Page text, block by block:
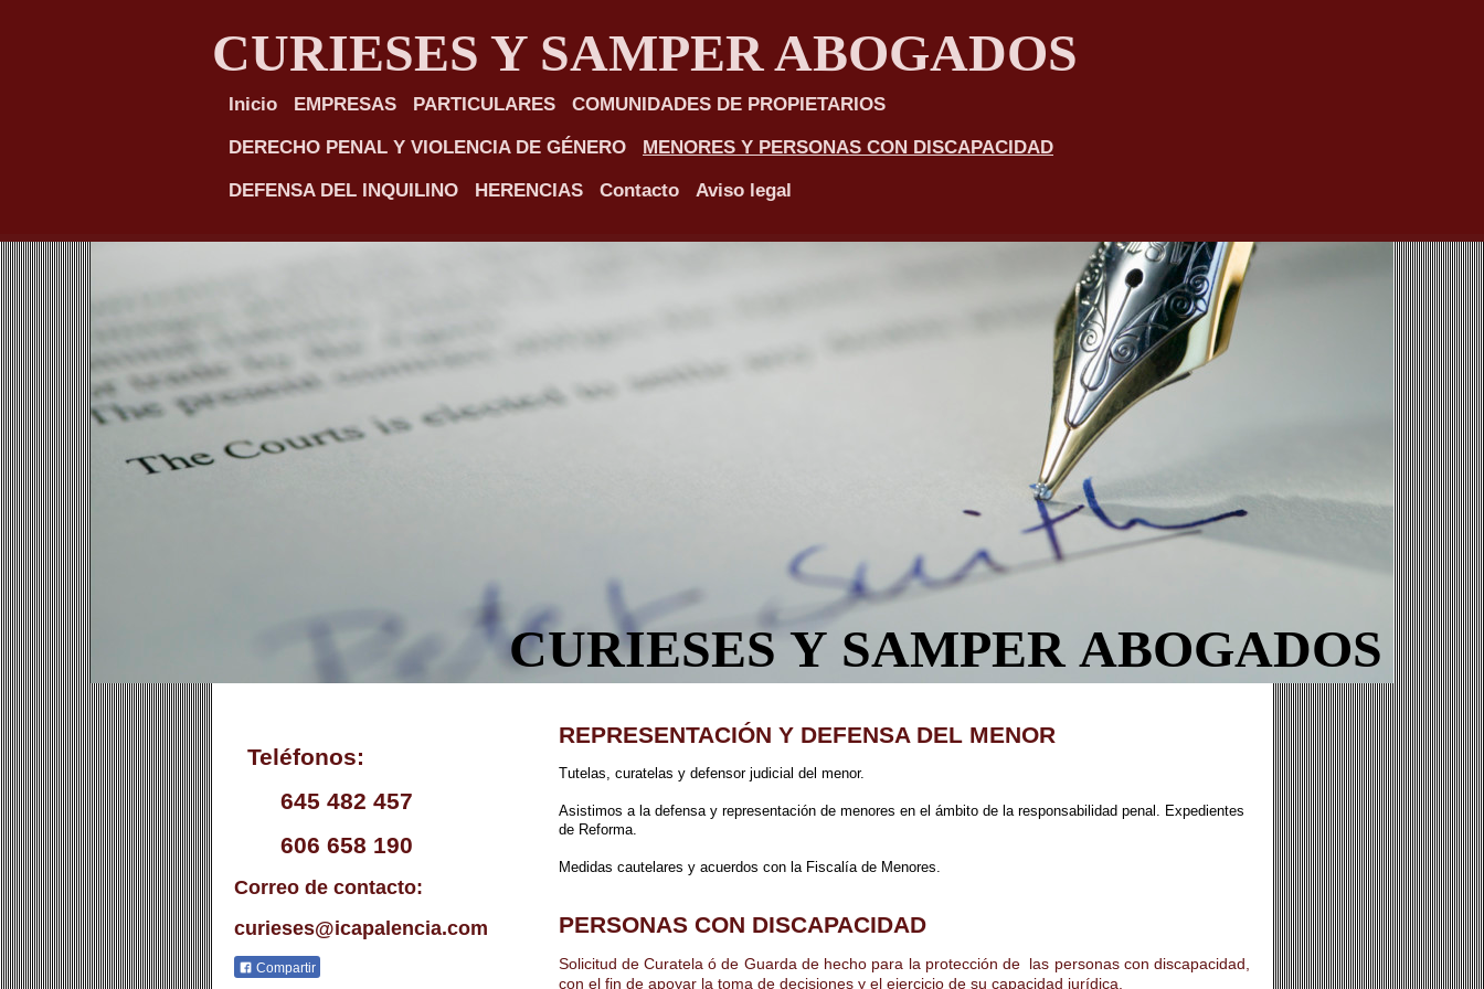
CURIESES Y SAMPER ABOGADOS
Inicio EMPRESAS PARTICULARES COMUNIDADES DE PROPIETARIOS
DERECHO PENAL Y VIOLENCIA DE GÉNERO MENORES Y PERSONAS CON DISCAPACIDAD
DEFENSA DEL INQUILINO HERENCIAS Contacto Aviso legal
CURIESES Y SAMPER ABOGADOS
REPRESENTACIÓN Y DEFENSA DEL MENOR
Tutelas, curatelas y defensor judicial del menor.
Asistimos a la defensa y representación de menores en el ámbito de la responsabilidad penal. Expedientes
de Reforma.
Medidas cautelares y acuerdos con la Fiscalía de Menores.
PERSONAS CON DISCAPACIDAD
Solicitud de Curatela ó de Guarda de hecho para la protección de las personas con discapacidad,
con el fin de apoyar la toma de decisiones y el ejercicio de su capacidad jurídica.
Teléfonos:
645 482 457
606 658 190
Correo de contacto:
curieses@icapalencia.com
Compartir